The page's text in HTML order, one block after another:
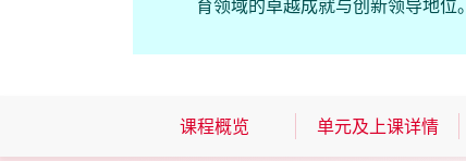
育领域的卓越成就与创新领导地位。
课程概览 单元及上课详情